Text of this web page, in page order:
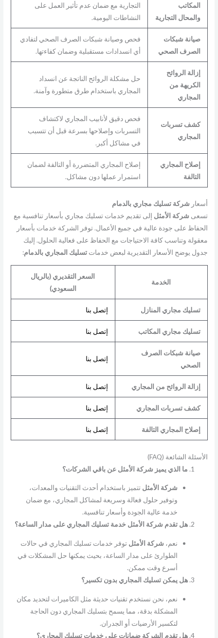
المكاتب
والمحال التجارية
التجارية مع ضمان عدم تأثير العمل على
النشاطات اليومية.
صيانة شبكات
الصرف الصحي
فحص وصيانة شبكات الصرف الصحي لتفادي
أي انسدادات مستقبلية وضمان كفاءتها.
إزالة الروائح
الكريهة من
المجاري
حل مشكلة الروائح الناتجة عن انسداد
المجاري باستخدام طرق متطورة وآمنة.
كشف تسربات
المجاري
فحص دقيق لأنابيب المجاري لاكتشاف
التسربات وإصلاحها بسرعة قبل أن تتسبب
في مشاكل أكبر.
إصلاح المجاري
التالفة
إصلاح المجاري المتضررة أو التالفة لضمان
استمرار عملها دون مشاكل.
أسعار شركة تسليك مجاري بالدمام
تسعى شركة الأمثل إلى تقديم خدمات تسليك مجاري بأسعار تنافسية مع
الحفاظ على جودة عالية في جميع الأعمال. توفر الشركة خدمات بأسعار
معقولة وتناسب كافة الاحتياجات مع الحفاظ على فعالية الحلول. إليك
جدول يوضح الأسعار التقديرية لبعض خدماتتسليك المجاري بالدمام:
الخدمة
السعر التقديري (بالريال
السعودي)
تسليك مجاري المنازل إتصل بنا
تسليك مجاري المكاتب إتصل بنا
صيانة شبكات الصرف
الصحي
إتصل بنا
إزالة الروائح من المجاري إتصل بنا
كشف تسربات المجاري إتصل بنا
إصلاح المجاري التالفة إتصل بنا
الأسئلة الشائعة (FAQ)
ما الذي يميز شركة الأمثل عن باقي الشركات؟
شركة الأمثل تتميز باستخدام أحدث التقنيات والمعدات،
وتوفير حلول فعالة وسريعة لمشاكل المجاري، مع ضمان
خدمة عالية الجودة وأسعار تنافسية.
هل تقدم شركة الأمثل خدمة تسليك المجاري على مدار الساعة؟
نعم، شركة الأمثل توفر خدمات تسليك المجاري في حالات
الطوارئ على مدار الساعة، بحيث يمكنها حل المشكلات في
أسرع وقت ممكن.
هل يمكن تسليك المجاري بدون تكسير؟
نعم، نحن نستخدم تقنيات حديثة مثل الكاميرات لتحديد مكان
المشكلة بدقة، مما يسمح بتسليك المجاري دون الحاجة
لتكسير الأرضيات أو الجدران.
هل تقدم الشركة ضمانات على خدمات تسليك المجاري؟